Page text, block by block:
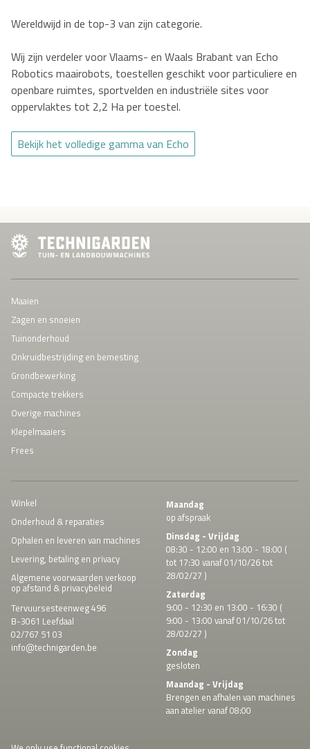
Wereldwijd in de top-3 van zijn categorie.
Wij zijn verdeler voor Vlaams- en Waals Brabant van Echo
Robotics maairobots, toestellen geschikt voor particuliere en
openbare ruimtes, sportvelden en industriële sites voor
oppervlaktes tot 2,2 Ha per toestel.
Bekijk het volledige gamma van Echo
Maaien
Zagen en snoeien
Tuinonderhoud
Onkruidbestrijding en bemesting
Grondbewerking
Compacte trekkers
Overige machines
Klepelmaaiers
Frees
Winkel
Onderhoud & reparaties
Ophalen en leveren van machines
Levering, betaling en privacy
Algemene voorwaarden verkoop
op afstand & privacybeleid
Tervuursesteenweg 496
B-3061 Leefdaal
02/767 51 03
info@technigarden.be
Maandag
op afspraak
Dinsdag - Vrijdag
08:30 - 12:00 en 13:00 - 18:00 (
tot 17:30 vanaf 01/10/26 tot
28/02/27 )
Zaterdag
9:00 - 12:30 en 13:00 - 16:30 (
9:00 - 13:00 vanaf 01/10/26 tot
28/02/27 )
Zondag
gesloten
Maandag - Vrijdag
Brengen en afhalen van machines
aan atelier vanaf 08:00